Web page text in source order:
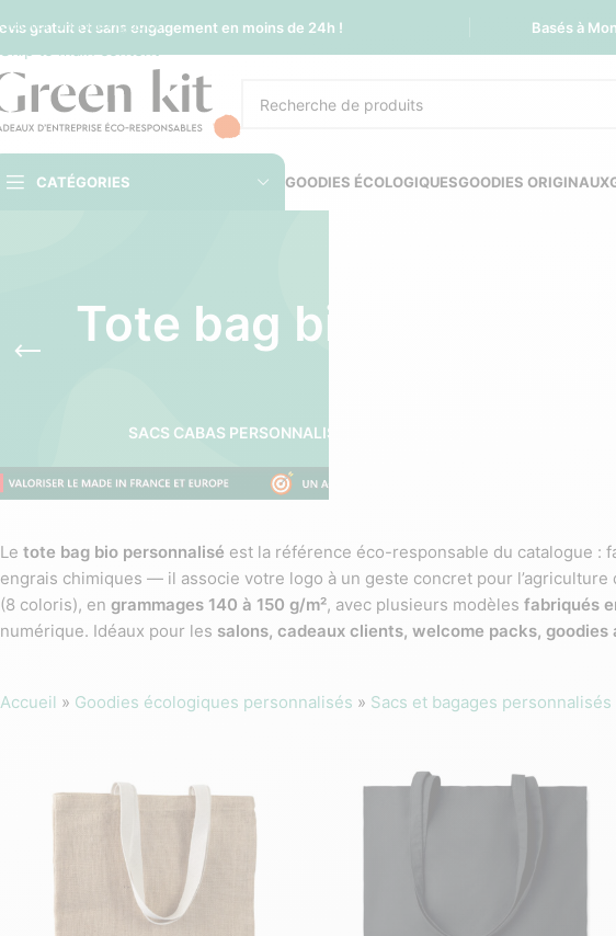
Sauter à la navigation
Skip to main content
gratuit et sans engagement en moins de 24h ! Basés à
CATÉGORIES GOODIES ÉCOLOGIQUESGOODIES ORIGINAUX
Tote bag bio
SACS CABAS PERSONNALISÉS
Le tote bag bio personnalisé est la référence éco-responsable du catalogue :
engrais chimiques — il associe votre logo à un geste concret pour
(8 coloris), en grammages 140 à 150 g/m², avec plusieurs modèles fabriqués
numérique. Idéaux pour les salons, cadeaux clients, welcome packs, goodies
Accueil » Goodies écologiques personnalisés » Sacs et bagages personnalisés